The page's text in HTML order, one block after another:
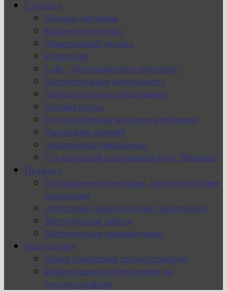
Студенту
Целевое обучение
Кабинет психолога
Электронный журнал
Родителям
Сайт «Дистанционное обучение»
Воспитательная деятельность
Дополнительное образование
Онлайн-курсы
Государственная итоговая аттестация
Расписание занятий
Электронная библиотека
Студенческий спортивный клуб “Вымпел”
Педагогу
Соблюдение норм этики, противодействие
коррупции
Аттестация педагогических работников
Методическая работа
Методические рекомендации
Выпускнику
Центр содействия трудоустройству
Информация работодателям по
трудоустройству